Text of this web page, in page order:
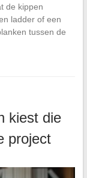
de kippen
ladder of een
tussen de
kiest die
project